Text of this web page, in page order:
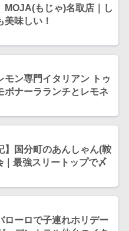
MOJA(もじゃ)名取店｜し
美味しい！
モン専門イタリアン トゥ
ボナーラランチとレモネ
】国分町のあんしゃん(鞍
｜最強スリートップで〆
ローロで子連れホリデー